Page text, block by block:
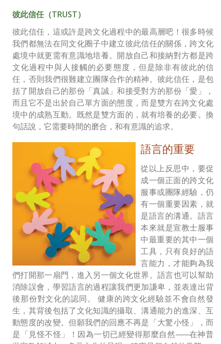
彼此信任（TRUST）
彼此信任，這或許是跨文化過程中的最高層吧！很多時候
我們都無法在同文化圈子中建立彼此信任的關係，跨文化
處境中就更需有意識地培養。開放自己和接納對方都是跨
文化過程中與人接觸的必要態度，但是除非有彼此的信
任，否則我們很難建立團隊合作的精神。彼此信任，是包
括了開放自己的那份「真誠」和接受對方的那份「愛」，
而且它不是出於自己單方面的態度，而是雙方在跨文化處
境中的成熟互動。既然是雙方面的，就有培養的必要。換
句話說，它需要時間的磨合，和有意識的追求。
語言的重要
從以上反思中，要促
成一個正面的跨文化
服事或團隊經驗，仍
有一個重要因素，就
是語言的溝通。語言
本來就是宣教士服事
中最重要的其中一個
工具，只有良好的語
言能力，才能夠為我
們打開那一扇門，進入另一個文化世界。語言也可以幫助
消除誤會，學習語言的過程讓我們更加謙卑，並表達出背
後那份對文化的認同。 健康的跨文化經驗並不會自然發
生，其背後包括了文化知識的攝取、溝通能力的進深、互
動態度的改變。但願我們的回應不再是「大驚小怪」，而
是「見怪不怪」！因為一切已經變得那麼自然——在神普